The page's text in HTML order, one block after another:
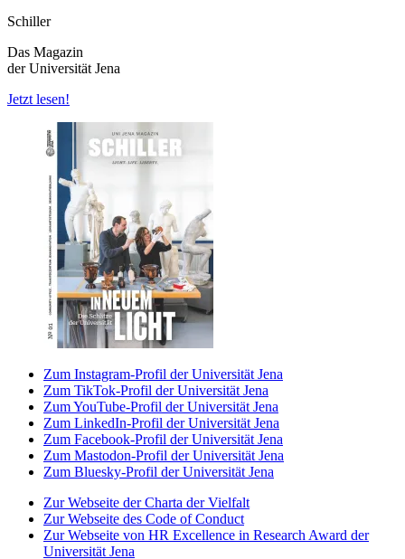
Schiller
Das Magazin
der Universität Jena
Jetzt lesen!
Zum Instagram-Profil der Universität Jena
Zum TikTok-Profil der Universität Jena
Zum YouTube-Profil der Universität Jena
Zum LinkedIn-Profil der Universität Jena
Zum Facebook-Profil der Universität Jena
Zum Mastodon-Profil der Universität Jena
Zum Bluesky-Profil der Universität Jena
Zur Webseite der Charta der Vielfalt
Zur Webseite des Code of Conduct
Zur Webseite von HR Excellence in Research Award der
Universität Jena